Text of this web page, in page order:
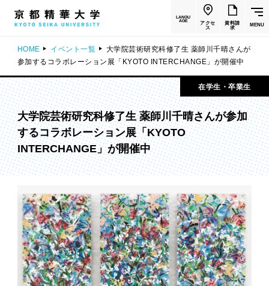
LANGU
AGE
アクセ
ス
資料請
求
MENU
HOME イベント一覧
大学院芸術研究科修了生 薬師川千晴さんが
参加するコラボレーション展「KYOTO INTERCHANGE」が開催中
在学生・卒業生
大学院芸術研究科修了生 薬師川千晴さんが参加
するコラボレーション展「KYOTO
INTERCHANGE」が開催中